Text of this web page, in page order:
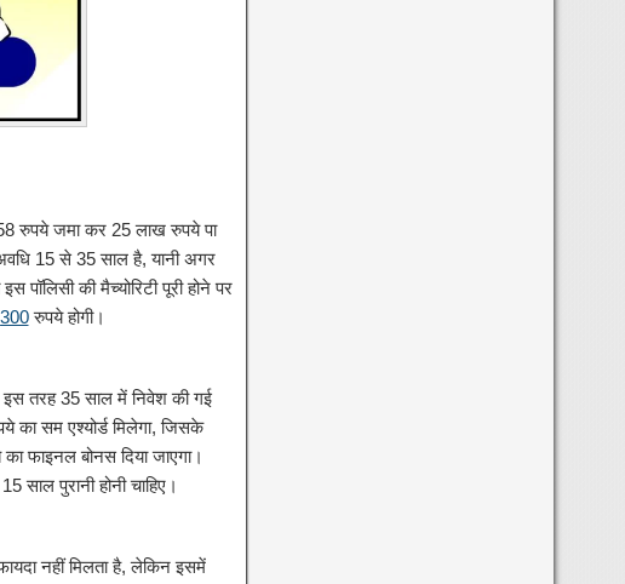
रुपये जमा कर 25 लाख रुपये पा
15 से 35 साल है, यानी अगर
की मैच्योरिटी पूरी होने पर
रुपये होगी।
तरह 35 साल में निवेश की गई
सम एश्योर्ड मिलेगा, जिसके
फाइनल बोनस दिया जाएगा।
पुरानी होनी चाहिए।
नहीं मिलता है, लेकिन इसमें